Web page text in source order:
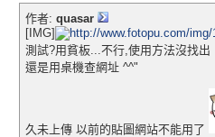
作者: quasar
[IMG]
測試?用貧板...不行,使用方法沒找出
還是用桌機查網址 ^^"
久未上傳 以前的貼圖網站不能用了